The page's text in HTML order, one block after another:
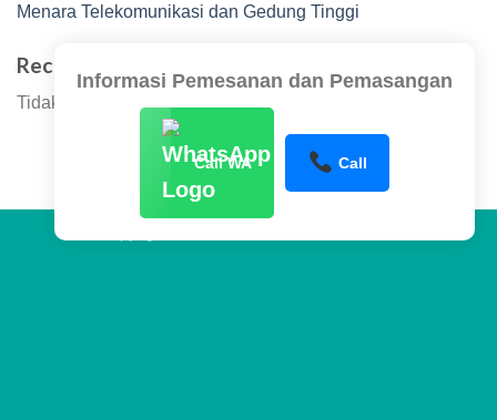
Menara Telekomunikasi dan Gedung Tinggi
Recent Comments
Tidak ada komentar untuk ditampilkan.
Informasi Pemesanan dan Pemasangan
Call WA Call